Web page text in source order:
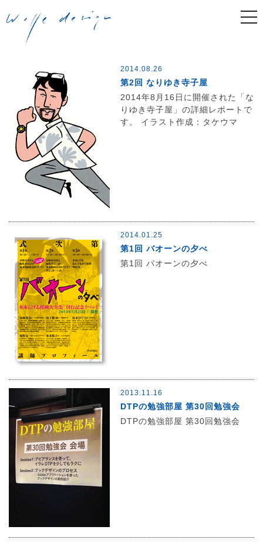
2014.08.26
第2回 なりゆき寺子屋
2014年8月16日に開催された「な
りゆき寺子屋」の詳細レポートで
す。 イラスト作成：タケウマ
2014.01.25
第1回 バオーンの夕べ
第1回 バオーンの夕べ
2013.11.16
DTPの勉強部屋 第30回勉強会
DTPの勉強部屋 第30回勉強会